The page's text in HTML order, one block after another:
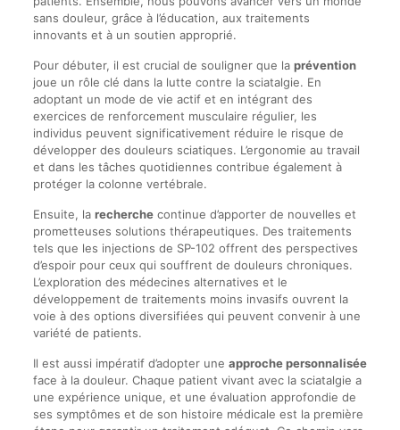
sans douleur, grâce à l’éducation, aux traitements
innovants et à un soutien approprié.
Pour débuter, il est crucial de souligner que la prévention
joue un rôle clé dans la lutte contre la sciatalgie. En
adoptant un mode de vie actif et en intégrant des
exercices de renforcement musculaire régulier, les
individus peuvent significativement réduire le risque de
développer des douleurs sciatiques. L’ergonomie au travail
et dans les tâches quotidiennes contribue également à
protéger la colonne vertébrale.
Ensuite, la recherchecontinue d’apporter de nouvelles et
prometteuses solutions thérapeutiques. Des traitements
tels que les injections de SP-102 offrent des perspectives
d’espoir pour ceux qui souffrent de douleurs chroniques.
L’exploration des médecines alternatives et le
développement de traitements moins invasifs ouvrent la
voie à des options diversifiées qui peuvent convenir à une
variété de patients.
Il est aussi impératif d’adopter une approche personnalisée
face à la douleur. Chaque patient vivant avec la sciatalgie a
une expérience unique, et une évaluation approfondie de
ses symptômes et de son histoire médicale est la première